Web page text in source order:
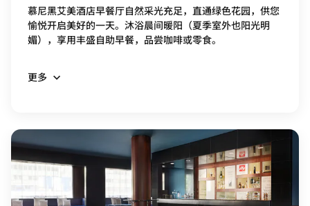
慕尼黑艾美酒店早餐厅自然采光充足，直通绿色花园，供您
愉悦开启美好的一天。沐浴晨间暖阳（夏季室外也阳光明
媚），享用丰盛自助早餐，品尝咖啡或零食。
更多